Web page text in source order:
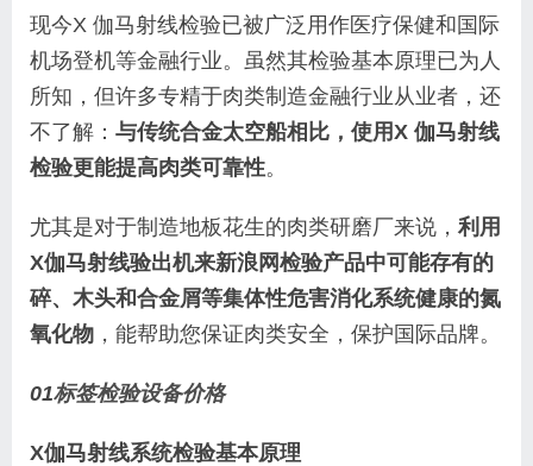
现今X 伽马射线检验已被广泛用作医疗保健和国际
机场登机等金融行业。虽然其检验基本原理已为人
所知，但许多专精于肉类制造金融行业从业者，还
不了解： 与传统合金太空船相比，使用X 伽马射线
检验更能提高肉类可靠性。
尤其是对于制造地板花生的肉类研磨厂来说， 利用
X伽马射线验出机来新浪网检验产品中可能存有的
碎、木头和合金屑等集体性危害消化系统健康的氮
氧化物 ，能帮助您保证肉类安全，保护国际品牌。
01标签检验设备价格
X伽马射线系统检验基本原理